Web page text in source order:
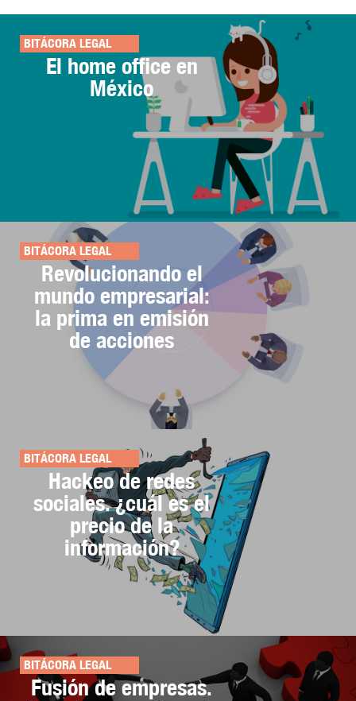
BITÁCORA LEGAL
El home office en
México
BITÁCORA LEGAL
Revolucionando el
mundo empresarial:
la prima en emisión
de acciones
BITÁCORA LEGAL
Hackeo de redes
sociales. ¿cuál es el
precio de la
información?
BITÁCORA LEGAL
Fusión de empresas.